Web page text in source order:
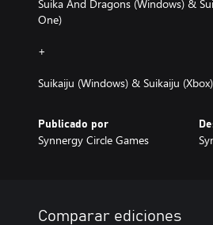
Suika And Dragons (Windows) &
One)
+
Suikaiju (Windows) & Suikaiju (Xbox)
Publicado por
Synnergy Circle Games
Comparar ediciones